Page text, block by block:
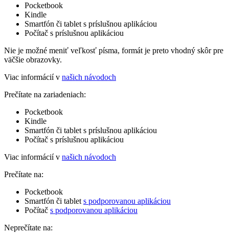
Pocketbook
Kindle
Smartfón či tablet s príslušnou aplikáciou
Počítač s príslušnou aplikáciou
Nie je možné meniť veľkosť písma, formát je preto vhodný skôr pre
väčšie obrazovky.
Viac informácií v našich návodoch
Prečítate na zariadeniach:
Pocketbook
Kindle
Smartfón či tablet s príslušnou aplikáciou
Počítač s príslušnou aplikáciou
Viac informácií v našich návodoch
Prečítate na:
Pocketbook
Smartfón či tablet s podporovanou aplikáciou
Počítač s podporovanou aplikáciou
Neprečítate na: